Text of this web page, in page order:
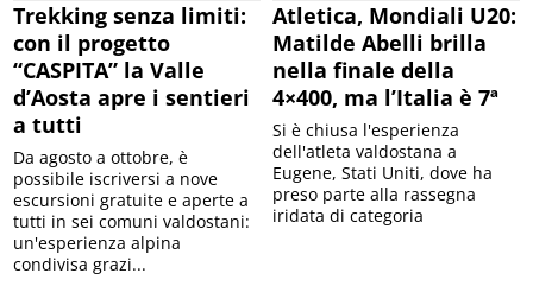
Trekking senza limiti:
con il progetto
“CASPITA” la Valle
d’Aosta apre i sentieri
a tutti
Da agosto a ottobre, è
possibile iscriversi a nove
escursioni gratuite e aperte a
tutti in sei comuni valdostani:
un'esperienza alpina
condivisa grazi...
Atletica, Mondiali U20:
Matilde Abelli brilla
nella finale della
4×400, ma l’Italia è 7ª
Si è chiusa l'esperienza
dell'atleta valdostana a
Eugene, Stati Uniti, dove ha
preso parte alla rassegna
iridata di categoria